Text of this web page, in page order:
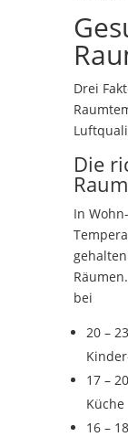
Drei
Die
In
bei
20 –
17 –
Küche
16 –